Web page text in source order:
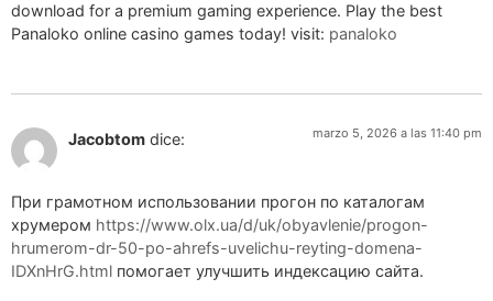
download for a premium gaming experience. Play the best
Panaloko online casino games today! visit: panaloko
Jacobtom dice: marzo 5, 2026 a las 11:40 pm
При грамотном использовании прогон по каталогам
хрумером https://www.olx.ua/d/uk/obyavlenie/progon-
hrumerom-dr-50-po-ahrefs-uvelichu-reyting-domena-
IDXnHrG.html помогает улучшить индексацию сайта.